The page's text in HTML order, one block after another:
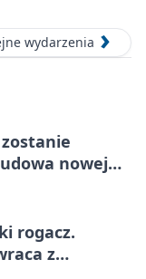
wydarzenia
nowej
rogacz.
z